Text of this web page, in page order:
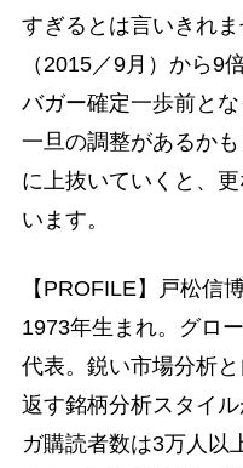
すぎるとは言いきれ
（2015／9月）から9
バガー確定一歩前と
一旦の調整があるか
に上抜いていくと、
います。
【PROFILE】戸松信
1973年生まれ。グロ
代表。鋭い市場分析
返す銘柄分析スタイ
ガ購読者数は3万人以